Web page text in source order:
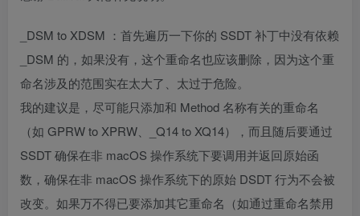
_DSM to XDSM ：首先遍历一下你的 SSDT 补丁中没有依赖
_DSM 的，如果没有，这个重命名也应该删除，因为这个重
命名涉及的范围实在太大了、太过于危险。
我的建议是，尽可能只添加和 Method 名称有关的重命名
（如 GPRW to XPRW、_Q14 to XQ14），而且随后要通过
SSDT 确保在非 macOS 操作系统下要调用并返回原始函
数，确保在非 macOS 操作系统下的原始 DSDT 行为不会被
改变。如果万不得已要添加其它重命名（如通过重命名禁用